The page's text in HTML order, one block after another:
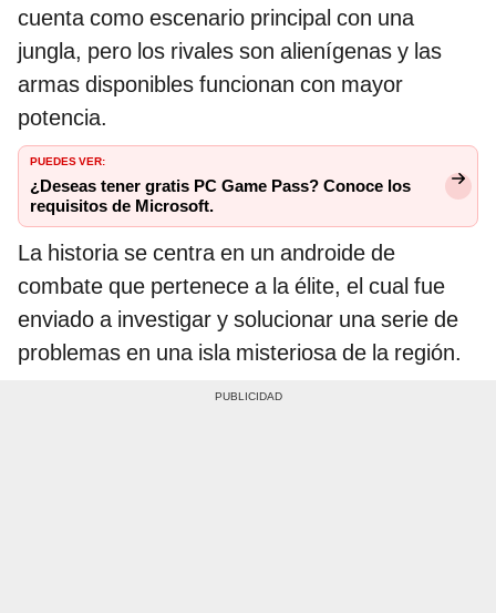
cuenta como escenario principal con una
jungla, pero los rivales son alienígenas y las
armas disponibles funcionan con mayor
potencia.
PUEDES VER:
¿Deseas tener gratis PC Game Pass? Conoce los
requisitos de Microsoft.
La historia se centra en un androide de
combate que pertenece a la élite, el cual fue
enviado a investigar y solucionar una serie de
problemas en una isla misteriosa de la región.